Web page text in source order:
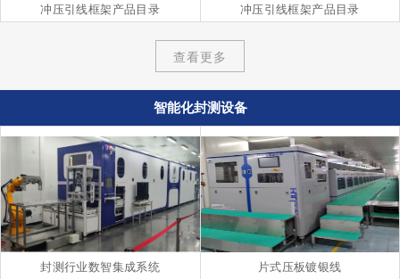
冲压引线框架产品目录 冲压引线框架产品目录
查看更多
智能化封测设备
封测行业数智集成系统 片式压板镀银线